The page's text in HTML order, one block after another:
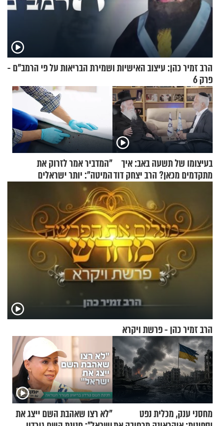
הרב זמיר כהן: עיצוב האישיות ושמירת הבריאות על פי הרמב"ם -
פרק 6
בעיצומו של תשעה באב: איך
מתקדמים מכאן? הרב יצחק דוד
"המדביר אמר לזרוק את
המיטה": יותר ישראלים
מדווחים על מכת פשפשי
המיטה
הרב זמיר כהן - פרשת ויקרא
מחסני ענק, מכלית נפט
"לא רצו שאהבת השם ייצג את